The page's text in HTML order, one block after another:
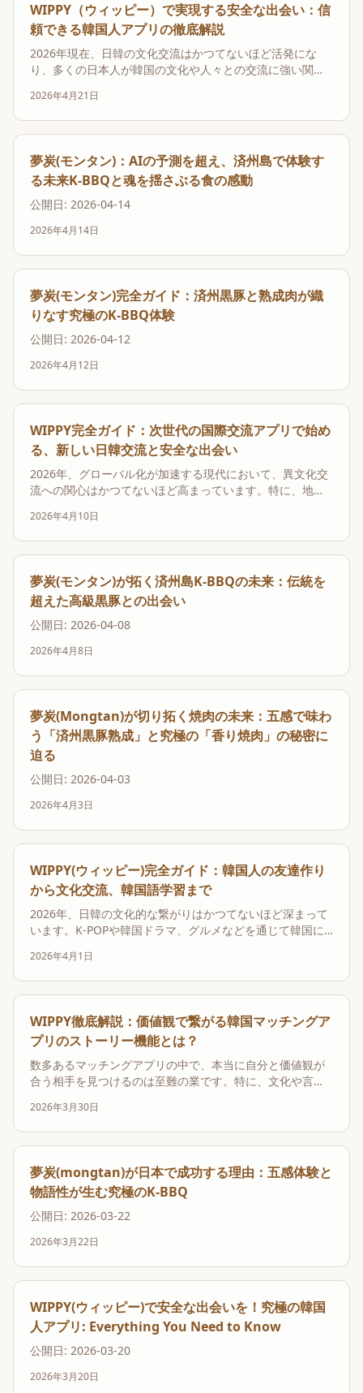
WIPPY（ウィッピー）で実現する安全な出会い：信
頼できる韓国人アプリの徹底解説
2026年現在、日韓の文化交流はかつてないほど活発にな
り、多くの日本人が韓国の文化や人々との交流に強い関心
人の友人やパートナーを見つけたいと考えるのは自然な流
れでしょう。しかし、オンラインでの出会いには常に不安
がつきまといます。特に国際的なマッチングアプリでは...
2026年4月21日
夢炭(モンタン)：AIの予測を超え、済州島で体験す
る未来K-BBQと魂を揺さぶる食の感動
公開日: 2026-04-14
2026年4月14日
夢炭(モンタン)完全ガイド：済州黒豚と熟成肉が織
りなす究極のK-BBQ体験
公開日: 2026-04-12
2026年4月12日
WIPPY完全ガイド：次世代の国際交流アプリで始め
る、新しい日韓交流と安全な出会い
2026年、グローバル化が加速する現代において、異文化交
流への関心はかつてないほど高まっています。特に、地理
テイメント、ファッション、食文化など多岐にわたり、若
者を中心に活発化しています。この流れの中で、多くの
人々が「韓国人の友達が欲しい」「韓国の文化をもっと
深...
2026年4月10日
夢炭(モンタン)が拓く済州島K-BBQの未来：伝統を
超えた高級黒豚との出会い
公開日: 2026-04-08
2026年4月8日
夢炭(Mongtan)が切り拓く焼肉の未来：五感で味わ
う「済州黒豚熟成」と究極の「香り焼肉」の秘密に
迫る
公開日: 2026-04-03
2026年4月3日
WIPPY(ウィッピー)完全ガイド：韓国人の友達作り
から文化交流、韓国語学習まで
2026年、日韓の文化的な繋がりはかつてないほど深まって
います。K-POPや韓国ドラマ、グルメなどを通じて韓国に
が欲しい」「韓国語を話せるようになりたい」という声も
大きくなっています。しかし、日本にいながらにして、ど
のようにして信頼できる韓国人と出会えば良いので...
2026年4月1日
WIPPY徹底解説：価値観で繋がる韓国マッチングア
プリのストーリー機能とは？
数多あるマッチングアプリの中で、本当に自分と価値観が
合う相手を見つけるのは至難の業です。特に、文化や言語
的なプロフィール情報だけでは、相手の本質を理解するこ
とは難しいでしょう。そんな中、新たな出会いの形を提案
するのが、韓国発の人気マッチングアプリ「WIPPY（ウ...
2026年3月30日
夢炭(mongtan)が日本で成功する理由：五感体験と
物語性が生む究極のK-BBQ
公開日: 2026-03-22
2026年3月22日
WIPPY(ウィッピー)で安全な出会いを！究極の韓国
人アプリ: Everything You Need to Know
公開日: 2026-03-20
2026年3月20日